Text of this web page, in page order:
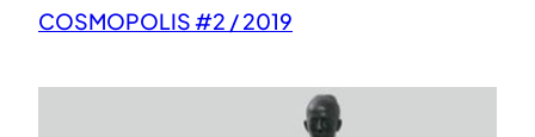
COSMOPOLIS #2 / 2019